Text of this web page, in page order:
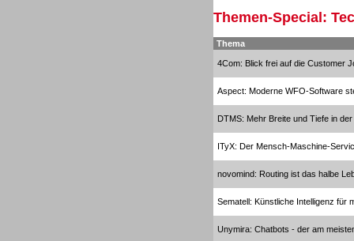
Themen-Special:
Thema
4Com: Blick frei auf die Customer
Aspect: Moderne WFO-Software
DTMS: Mehr Breite und Tiefe in
ITyX: Der Mensch-Maschine-
novomind: Routing ist das halbe
Sematell: Künstliche Intelligenz für
Unymira: Chatbots - der am